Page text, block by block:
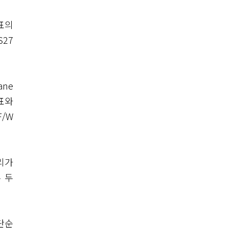
의
와
W
가
두
순